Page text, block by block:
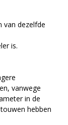
van dezelfde
is.
vanwege
in de
hebben